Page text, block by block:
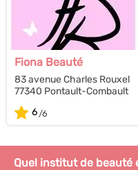
Fiona Beauté
83 avenue Charles Rouxel
77340 Pontault-Combault
6
Quel institut de beauté